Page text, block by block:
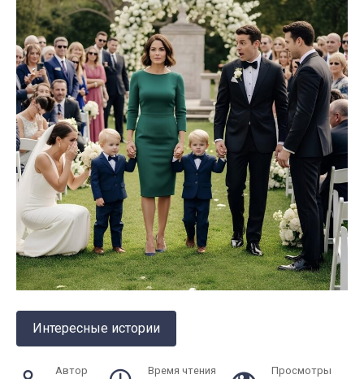
Интересные истории
Автор Время чтения Просмотры